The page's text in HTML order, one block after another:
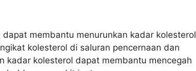
membantu menurunkan kadar kolesterol
kolesterol di saluran pencernaan dan
kadar kolesterol dapat membantu mencegah